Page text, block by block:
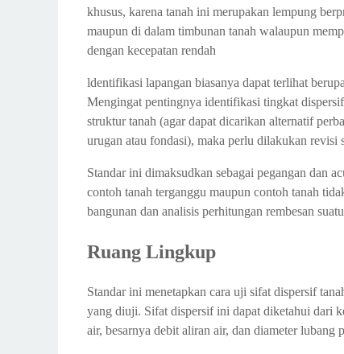
3. Bahan penunjang uji (air)
Prosedur pengujian
1. Pengujian pada beda tinggi air 50 mm
2. Pengujian pada beda tinggi air 180 mm
3. Pengujian pada beda tinggi air 380 mm
4. Pengujian pada beda tinggi air 1020 mm
Download SNI 3405:2011 Cara Uji Sifat
Kesimpulan
khusus, karena tanah ini merupakan lempung
maupun di dalam timbunan tanah walaupun
dengan kecepatan rendah
ldentifikasi lapangan biasanya dapat terlihat
Mengingat pentingnya identifikasi tingkat
struktur tanah (agar dapat dicarikan alternatif
urugan atau fondasi), maka perlu dilakukan
Standar ini dimaksudkan sebagai pegangan dan
contoh tanah terganggu maupun contoh tanah
bangunan dan analisis perhitungan rembesan
Ruang Lingkup
Standar ini menetapkan cara uji sifat dispersif
yang diuji. Sifat dispersif ini dapat diketahui dari
air, besarnya debit aliran air, dan diameter lubang